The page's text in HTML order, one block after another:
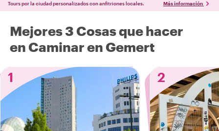
Tours por la ciudad personalizados con anfitriones locales. Más información
Mejores 3 Cosas que hacer
en Caminar en Gemert
1
2